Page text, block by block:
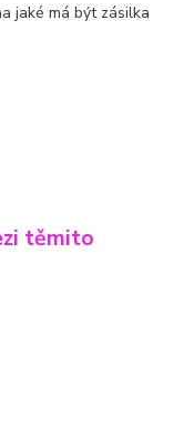
jaké má být zásilka
těmito